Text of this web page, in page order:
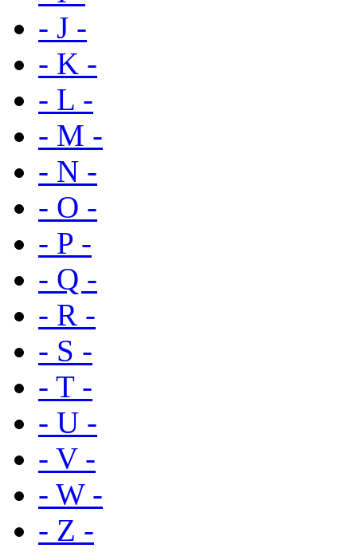
- J -
- K -
- L -
- M -
- N -
- O -
- P -
- Q -
- R -
- S -
- T -
- U -
- V -
- W -
- Z -